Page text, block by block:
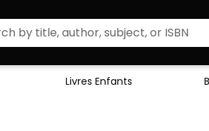
Livres Enfants